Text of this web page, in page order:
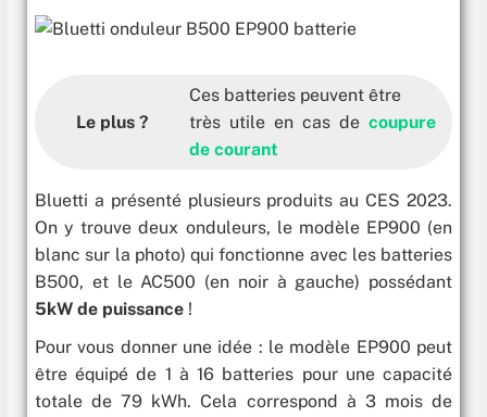
Le plus ?
Ces batteries peuvent être
très utile en cas de coupure
de courant
Bluetti a présenté plusieurs produits au CES 2023.
On y trouve deux onduleurs, le modèle EP900 (en
blanc sur la photo) qui fonctionne avec les batteries
B500, et le AC500 (en noir à gauche) possédant
5kW de puissance !
Pour vous donner une idée : le modèle EP900 peut
être équipé de 1 à 16 batteries pour une capacité
totale de 79 kWh. Cela correspond à 3 mois de